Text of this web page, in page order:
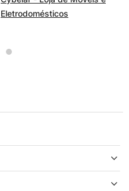
Eletrodomésticos